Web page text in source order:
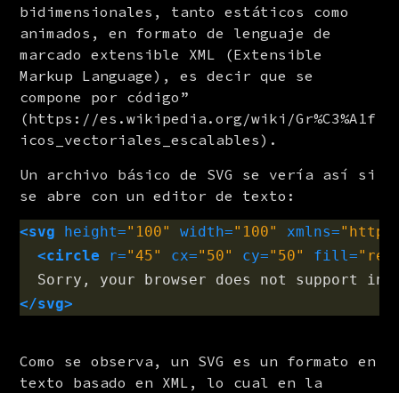
bidimensionales, tanto estáticos como
animados, en formato de lenguaje de
marcado extensible XML (Extensible
Markup Language), es decir que se
compone por código”
(https://es.wikipedia.org/wiki/Gr%C3%A1f
icos_vectoriales_escalables).
Un archivo básico de SVG se vería así si
se abre con un editor de texto:
<svg height="100" width="100" xmlns=
<circle
r="45" cx="50" cy="50" fill=
</svg>
Como se observa, un SVG es un formato en
texto basado en XML, lo cual en la